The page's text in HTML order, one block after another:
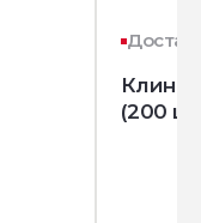
Клин
(200